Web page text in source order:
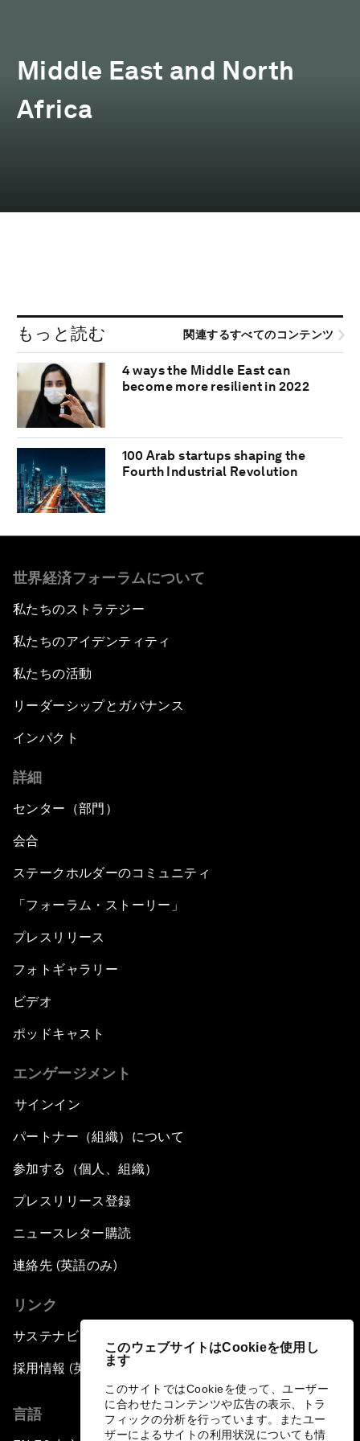
このウェブサイトはCookieを使用し
ます
このサイトではCookieを使って、ユーザー
に合わせたコンテンツや広告の表示、トラ
フィックの分析を行っています。またユー
ザーによるサイトの利用状況についても情
Middle East and North
Africa
もっと読む 関連するすべてのコンテンツ
4 ways the Middle East can
become more resilient in 2022
100 Arab startups shaping the
Fourth Industrial Revolution
世界経済フォーラムについて
私たちのストラテジー
私たちのアイデンティティ
私たちの活動
リーダーシップとガバナンス
インパクト
詳細
センター（部門）
会合
ステークホルダーのコミュニティ
「フォーラム・ストーリー」
プレスリリース
フォトギャラリー
ビデオ
ポッドキャスト
エンゲージメント
サインイン
パートナー（組織）について
参加する（個人、組織）
プレスリリース登録
ニュースレター購読
連絡先 (英語のみ)
リンク
サステナビリティへの取り組み
採用情報 (英語のみ)
言語